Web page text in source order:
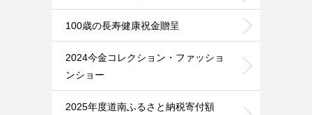
100歳の長寿健康祝金贈呈
2024今金コレクション・ファッショ
ンショー
2025年度道南ふるさと納税寄付額